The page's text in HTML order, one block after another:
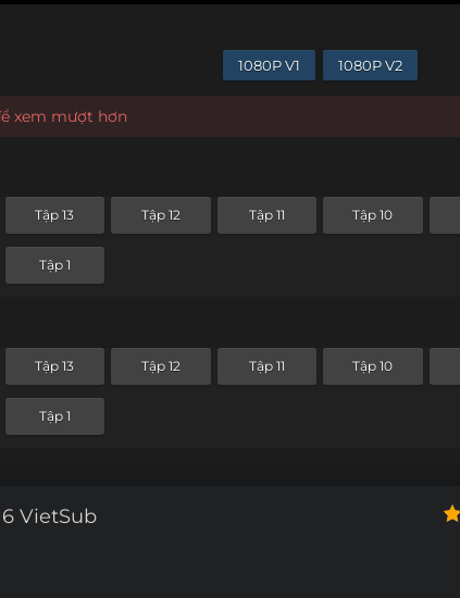
1080P V1 1080P V2
xem mượt hơn
Tập 13 Tập 12 Tập 11 Tập 10
Tập 1
Tập 13 Tập 12 Tập 11 Tập 10
Tập 1
VietSub